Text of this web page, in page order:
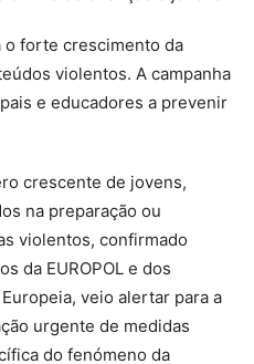
o forte crescimento da
violentos. A campanha
e educadores a prevenir
crescente de jovens,
na preparação ou
violentos, confirmado
da EUROPOL e dos
veio alertar para a
urgente de medidas
do fenómeno da